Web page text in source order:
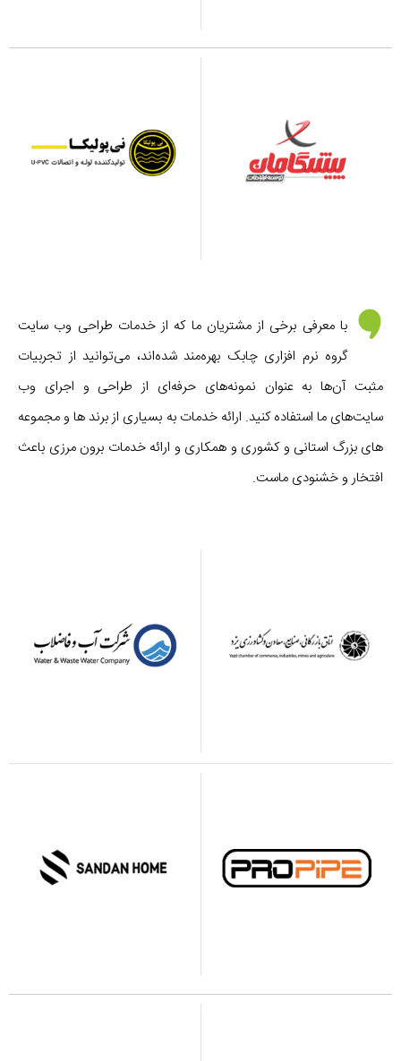
با معرفی برخی از مشتریان ما که از خدمات طراحی وب سایت
گروه نرم افزاری چابک بهره‌مند شده‌اند، می‌توانید از تجربیات
مثبت آن‌ها به عنوان نمونه‌های حرفه‌ای از طراحی و اجرای وب
سایت‌های ما استفاده کنید. ارائه خدمات به بسیاری از برند ها و مجموعه
های بزرگ استانی و کشوری و همکاری و ارائه خدمات برون مرزی باعث
افتخار و خشنودی ماست.